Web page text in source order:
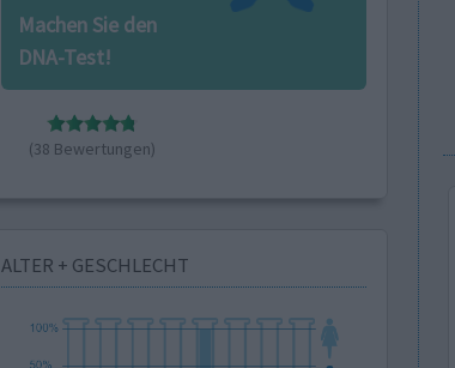
Machen Sie den
DNA-Test!
(38 Bewertungen)
ALTER + GESCHLECHT